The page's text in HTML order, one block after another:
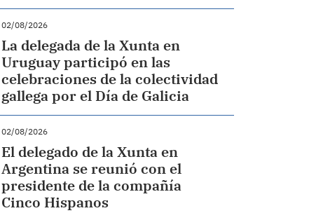
02/08/2026
La delegada de la Xunta en
Uruguay participó en las
celebraciones de la colectividad
gallega por el Día de Galicia
02/08/2026
El delegado de la Xunta en
Argentina se reunió con el
presidente de la compañía
Cinco Hispanos